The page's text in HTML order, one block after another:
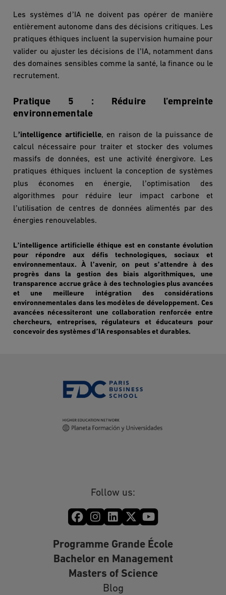
Les systèmes d’IA ne doivent pas opérer de manière
entièrement autonome dans des décisions critiques. Les
pratiques éthiques incluent la supervision humaine pour
valider ou ajuster les décisions de l’IA, notamment dans
des domaines sensibles comme la santé, la finance ou le
recrutement.
Pratique 5 : Réduire l’empreinte
environnementale
L’intelligence artificielle, en raison de la puissance de
calcul nécessaire pour traiter et stocker des volumes
massifs de données, est une activité énergivore. Les
pratiques éthiques incluent la conception de systèmes
plus économes en énergie, l’optimisation des
algorithmes pour réduire leur impact carbone et
l’utilisation de centres de données alimentés par des
énergies renouvelables.
L’intelligence artificielle éthique est en constante évolution
pour répondre aux défis technologiques, sociaux et
environnementaux. À l’avenir, on peut s’attendre à des
progrès dans la gestion des biais algorithmiques, une
transparence accrue grâce à des technologies plus avancées
et une meilleure intégration des considérations
environnementales dans les mod èles de développement. Ces
avancées nécessiteront une collaboration renforcée entre
chercheurs, entreprises, régulateurs et éducateurs pour
concevoir des systèmes d ’ IA responsables et durables.
Follow us:
Programme Grande École
Bachelor en Management
Masters of Science
Blog